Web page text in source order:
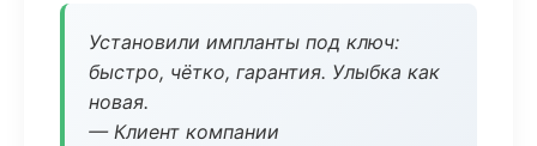
Установили импланты под ключ:
быстро, чётко, гарантия. Улыбка как
новая.
— Клиент компании